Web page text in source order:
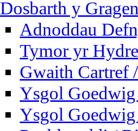
Dosbarth y
Adnoddau
Tymor yr
Gwaith Cartref
Ysgol
Ysgol